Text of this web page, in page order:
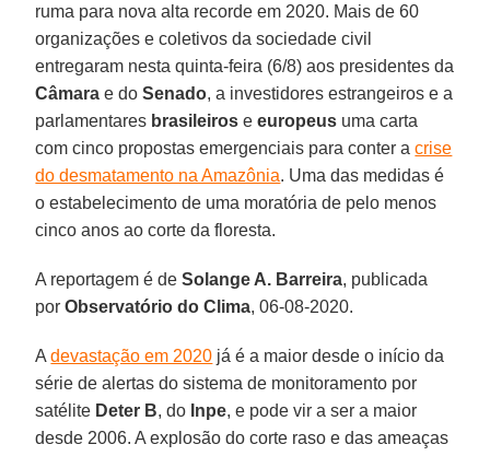
ruma para nova alta recorde em 2020. Mais de 60
organizações e coletivos da sociedade civil
entregaram nesta quinta-feira (6/8) aos presidentes da
Câmara e doSenado, a investidores estrangeiros e a
parlamentares brasileiros eeuropeus uma carta
com cinco propostas emergenciais para conter acrise
do desmatamento na Amazônia. Uma das medidas é
o estabelecimento de uma moratória de pelo menos
cinco anos ao corte da floresta.
A reportagem é deSolange A. Barreira, publicada
porObservatório do Clima, 06-08-2020.
Adevastação em 2020 já é a maior desde o início da
série de alertas do sistema de monitoramento por
satélite Deter B, do Inpe, e pode vir a ser a maior
desde 2006. A explosão do corte raso e das ameaças